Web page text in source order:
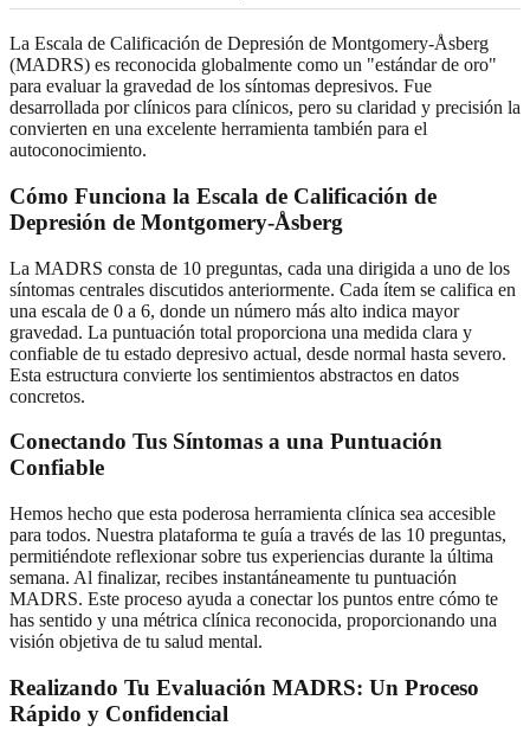
La Escala de Calificación de Depresión de Montgomery-Åsberg
(MADRS) es reconocida globalmente como un "estándar de oro"
para evaluar la gravedad de los síntomas depresivos. Fue
desarrollada por clínicos para clínicos, pero su claridad y precisión la
convierten en una excelente herramienta también para el
autoconocimiento.
Cómo Funciona la Escala de Calificación de
Depresión de Montgomery-Åsberg
La MADRS consta de 10 preguntas, cada una dirigida a uno de los
síntomas centrales discutidos anteriormente. Cada ítem se califica en
una escala de 0 a 6, donde un número más alto indica mayor
gravedad. La puntuación total proporciona una medida clara y
confiable de tu estado depresivo actual, desde normal hasta severo.
Esta estructura convierte los sentimientos abstractos en datos
concretos.
Conectando Tus Síntomas a una Puntuación
Confiable
Hemos hecho que esta poderosa herramienta clínica sea accesible
para todos. Nuestra plataforma te guía a través de las 10 preguntas,
permitiéndote reflexionar sobre tus experiencias durante la última
semana. Al finalizar, recibes instantáneamente tu puntuación
MADRS. Este proceso ayuda a conectar los puntos entre cómo te
has sentido y una métrica clínica reconocida, proporcionando una
visión objetiva de tu salud mental.
Realizando Tu Evaluación MADRS: Un Proceso
Rápido y Confidencial